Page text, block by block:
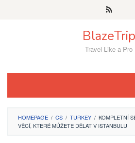
BlazeTrip
Travel Like a Pro
HOMEPAGE / CS / TURKEY / KOMPLETNÍ
VĚCÍ, KTERÉ MŮŽETE DĚLAT V ISTANBULU